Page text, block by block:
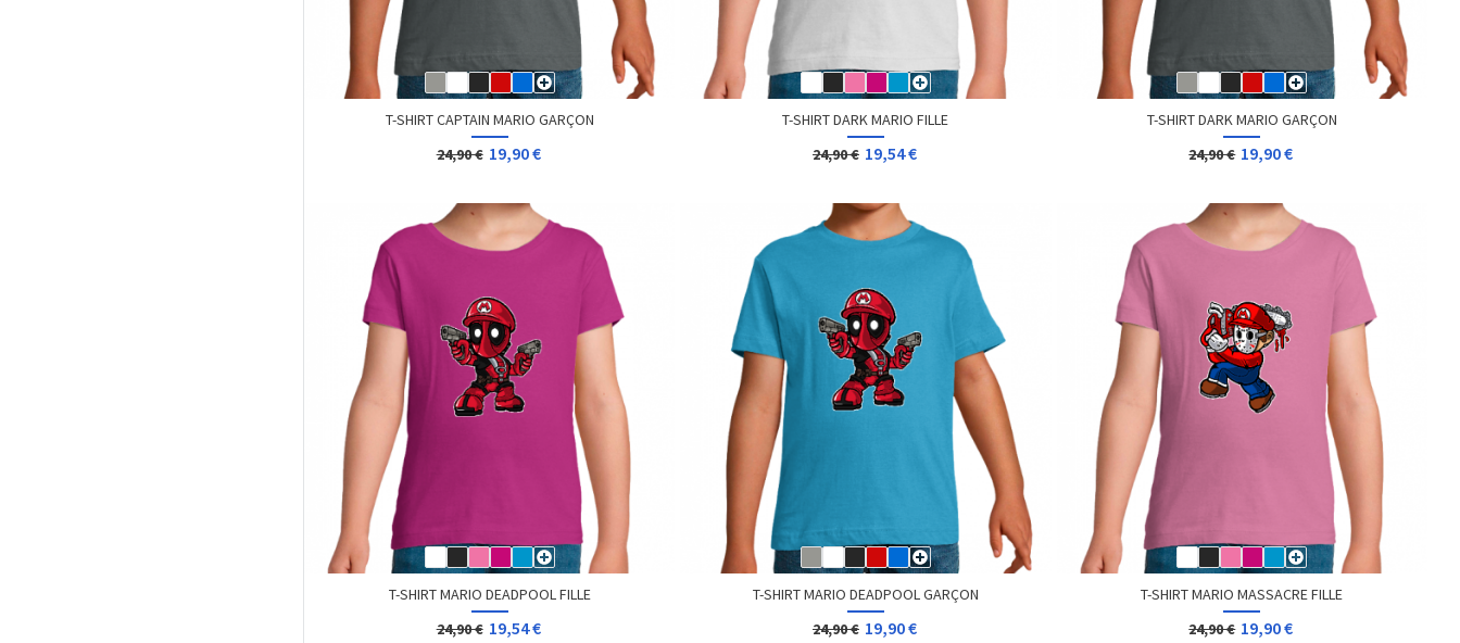
T-SHIRT CAPTAIN MARIO GARÇON
24,90 € 19,90 €
T-SHIRT DARK MARIO FILLE
24,90 € 19,54 €
T-SHIRT DARK MARIO GARÇON
24,90 € 19,90 €
T-SHIRT MARIO DEADPOOL FILLE
24,90 € 19,54 €
T-SHIRT MARIO DEADPOOL GARÇON
24,90 € 19,90 €
T-SHIRT MARIO MASSACRE FILLE
24,90 € 19,90 €